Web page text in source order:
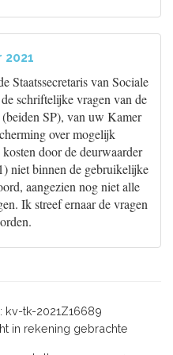
Staatssecretaris van Sociale
schriftelijke vragen van de
SP), van uw Kamer
over mogelijk
door de deurwaarder
niet binnen de gebruikelijke
aangezien nog niet alle
Ik streef ernaar de vragen
kv-tk-2021Z16689
in rekening gebrachte